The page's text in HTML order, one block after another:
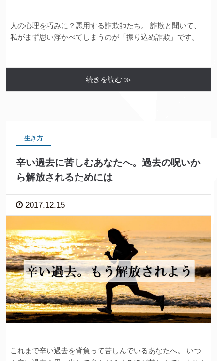
人の心理を巧みに？悪用する詐欺師たち。 詐欺と聞いて、
私がまず思い浮かべてしまうのが「振り込め詐欺」です。
続きを読む ≫
生き方
辛い過去に苦しむあなたへ。過去の呪いか
ら解放されるためには
2017.12.15
これまで辛い過去を背負って苦しんでいるあなたへ。 いつ